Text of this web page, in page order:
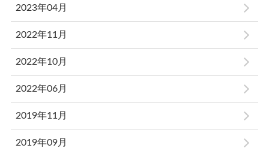
2023年04月
2022年11月
2022年10月
2022年06月
2019年11月
2019年09月